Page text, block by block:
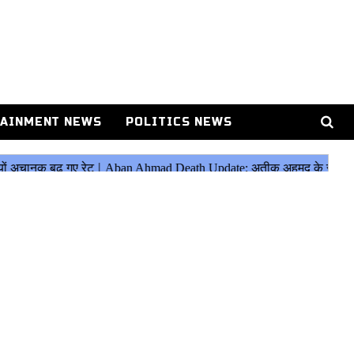
NEWS POLITICS NEWS